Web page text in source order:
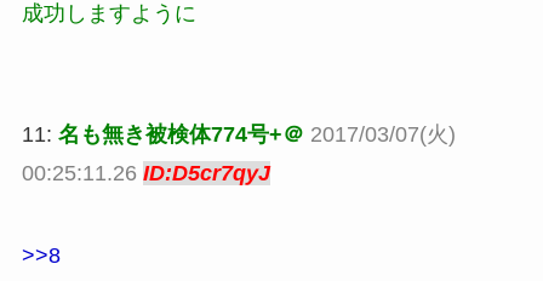
成功しますように
11: 名も無き被検体774号+＠ 2017/03/07(火)
00:25:11.26 ID:D5cr7qyJ
>>8